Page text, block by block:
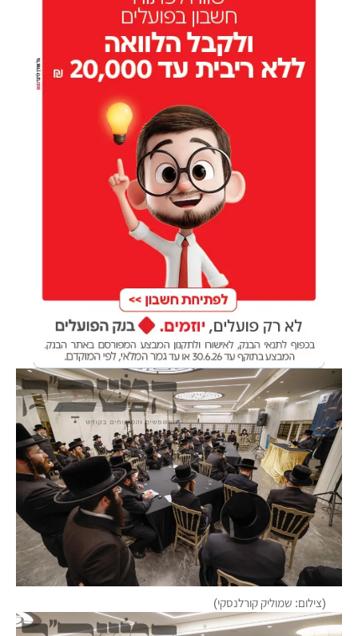
(צילום: שמוליק קורלנסקי)